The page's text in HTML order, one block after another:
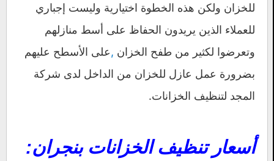
للخزان ولكن هذه الخطوة اختيارية وليست إجباري
للعملاء الذين يريدون الحفاظ على أسط منازلهم
وتعرضوا لكثير من طفح الخزان ,على الأسطح عليهم
بضرورة عمل عازل للخزان من الداخل لدى شركة
المجد لتنظيف الخزانات.
أسعار تنظيف الخزانات بنجران: